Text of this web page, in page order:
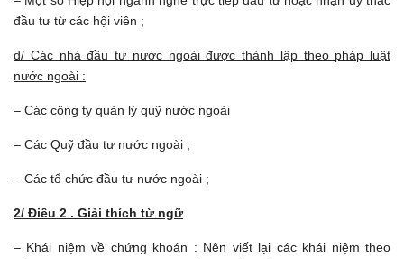
đầu tư từ các hội viên ;
d/ Các nhà đầu tư nước ngoài được thành lập theo pháp luật
nước ngoài :
– Các công ty quản lý quỹ nước ngoài
– Các Quỹ đầu tư nước ngoài ;
– Các tổ chức đầu tư nước ngoài ;
2/ Điều 2 . Giải thích từ ngữ
– Khái niệm về chứng khoán : Nên viết lại các khái niệm theo